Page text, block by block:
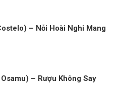
– Nỗi Hoài Nghi Mang
– Rượu Không Say